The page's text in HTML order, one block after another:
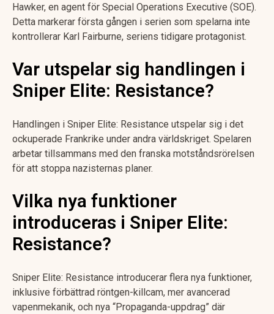
Hawker, en agent för Special Operations Executive (SOE).
Detta markerar första gången i serien som spelarna inte
kontrollerar Karl Fairburne, seriens tidigare protagonist.
Var utspelar sig handlingen i
Sniper Elite: Resistance?
Handlingen i Sniper Elite: Resistance utspelar sig i det
ockuperade Frankrike under andra världskriget. Spelaren
arbetar tillsammans med den franska motståndsrörelsen
för att stoppa nazisternas planer.
Vilka nya funktioner
introduceras i Sniper Elite:
Resistance?
Sniper Elite: Resistance introducerar flera nya funktioner,
inklusive förbättrad röntgen-killcam, mer avancerad
vapenmekanik, och nya “Propaganda-uppdrag” där